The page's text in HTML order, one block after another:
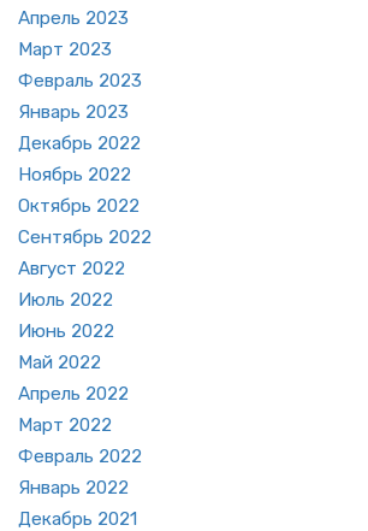
Ап­рель 2023
Март 2023
Фев­раль 2023
Ян­варь 2023
Де­кабрь 2022
Но­ябрь 2022
Ок­тябрь 2022
Сен­тябрь 2022
Ав­густ 2022
Июль 2022
Июнь 2022
Май 2022
Ап­рель 2022
Март 2022
Фев­раль 2022
Ян­варь 2022
Де­кабрь 2021